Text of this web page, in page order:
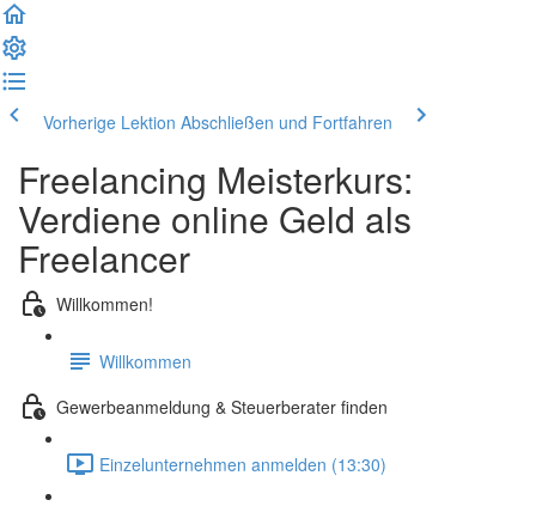
Vorherige Lektion Abschließen und Fortfahren
Freelancing Meisterkurs:
Verdiene online Geld als
Freelancer
Willkommen!
Willkommen
Gewerbeanmeldung & Steuerberater finden
Einzelunternehmen anmelden (13:30)